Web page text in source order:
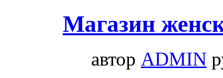
Магазин
автор ADMIN